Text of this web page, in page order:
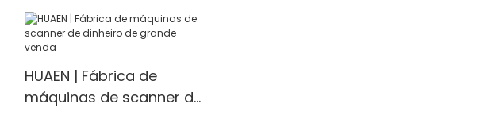
HUAEN | Fábrica de
máquinas de scanner de